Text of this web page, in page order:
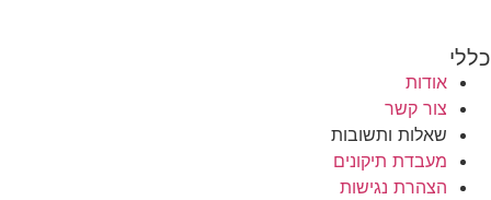
כללי
אודות
צור קשר
שאלות ותשובות
מעבדת תיקונים
הצהרת נגישות